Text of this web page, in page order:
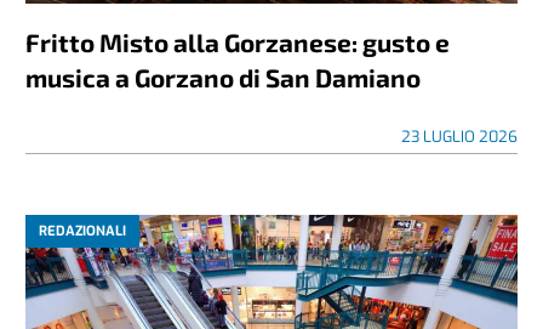
Fritto Misto alla Gorzanese: gusto e
musica a Gorzano di San Damiano
23 LUGLIO 2026
REDAZIONALI